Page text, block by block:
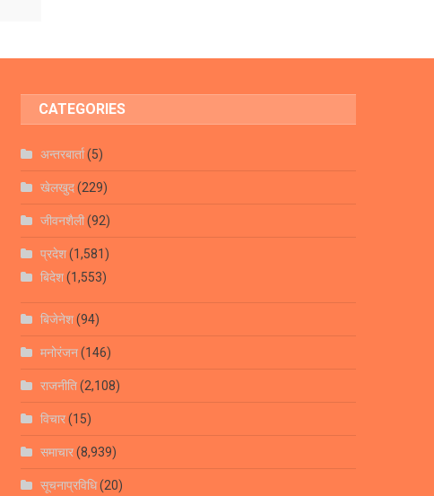
CATEGORIES
अन्तरबार्ता(5)
खेलखुद(229)
जीवनशैली(92)
प्रदेश(1,581)
बिदेश(1,553)
बिजेनेश(94)
मनोरंजन(146)
राजनीति(2,108)
विचार(15)
समाचार(8,939)
सूचनाप्रविधि(20)